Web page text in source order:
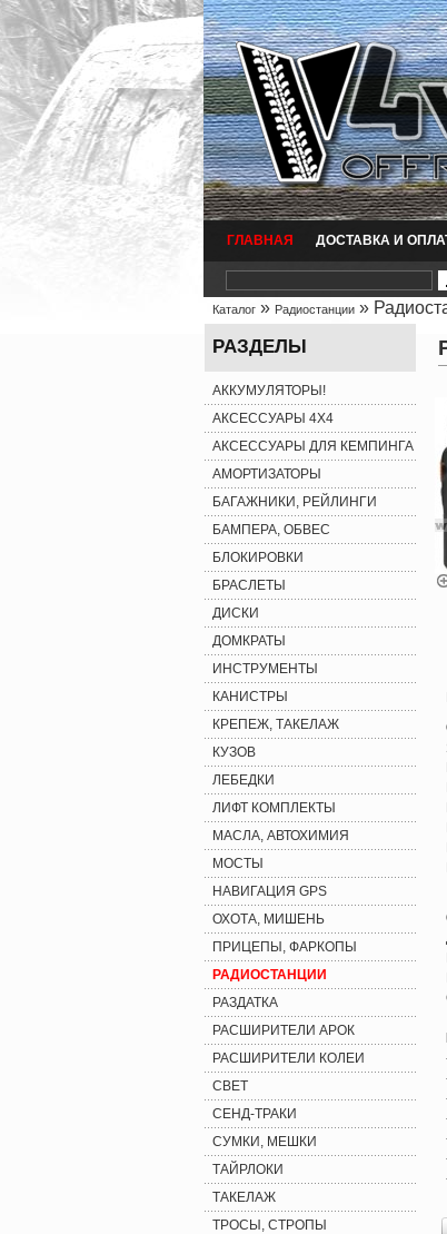
ГЛАВНАЯ ДОСТАВКА И
Каталог » Радиостанции »
РАЗДЕЛЫ
АККУМУЛЯТОРЫ!
АКСЕССУАРЫ 4X4
АКСЕССУАРЫ ДЛЯ КЕМПИНГА
АМОРТИЗАТОРЫ
БАГАЖНИКИ, РЕЙЛИНГИ
БАМПЕРА, ОБВЕС
БЛОКИРОВКИ
БРАСЛЕТЫ
ДИСКИ
ДОМКРАТЫ
ИНСТРУМЕНТЫ
КАНИСТРЫ
КРЕПЕЖ, ТАКЕЛАЖ
КУЗОВ
ЛЕБЕДКИ
ЛИФТ КОМПЛЕКТЫ
МАСЛА, АВТОХИМИЯ
МОСТЫ
НАВИГАЦИЯ GPS
ОХОТА, МИШЕНЬ
ПРИЦЕПЫ, ФАРКОПЫ
РАДИОСТАНЦИИ
РАЗДАТКА
РАСШИРИТЕЛИ АРОК
РАСШИРИТЕЛИ КОЛЕИ
СВЕТ
СЕНД-ТРАКИ
СУМКИ, МЕШКИ
ТАЙРЛОКИ
ТАКЕЛАЖ
ТРОСЫ, СТРОПЫ